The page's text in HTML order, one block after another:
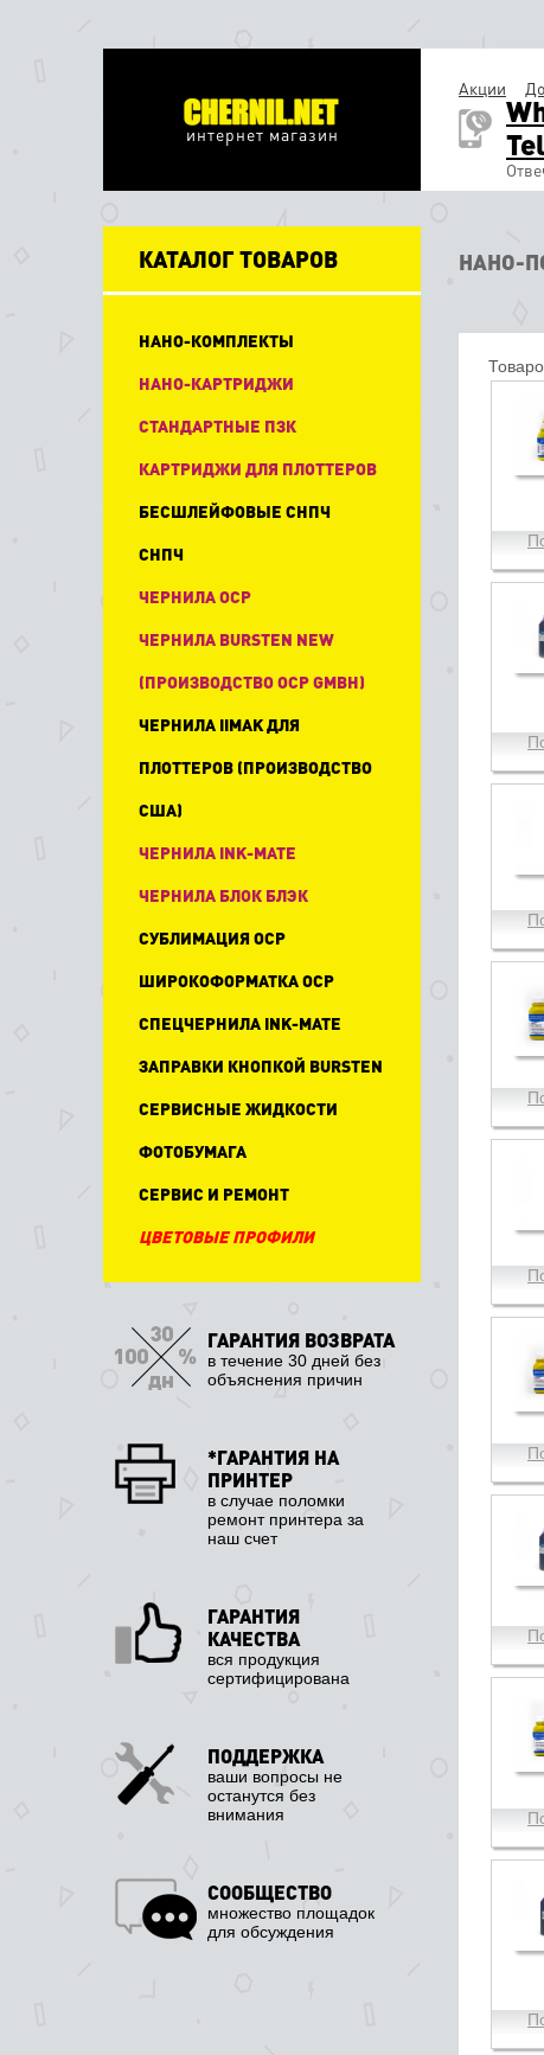
интернет магазин
Акции
НАНО-
КАТАЛОГ ТОВАРОВ
НАНО-КОМПЛЕКТЫ
НАНО-КАРТРИДЖИ
СТАНДАРТНЫЕ ПЗК
КАРТРИДЖИ ДЛЯ ПЛОТТЕРОВ
БЕСШЛЕЙФОВЫЕ СНПЧ
СНПЧ
ЧЕРНИЛА OCP
ЧЕРНИЛА BURSTEN NEW
(ПРОИЗВОДСТВО OCP GMBH)
ЧЕРНИЛА IIMAK ДЛЯ
ПЛОТТЕРОВ (ПРОИЗВОДСТВО
США)
ЧЕРНИЛА INK-MATE
ЧЕРНИЛА БЛОК БЛЭК
СУБЛИМАЦИЯ OCP
ШИРОКОФОРМАТКА OCP
СПЕЦЧЕРНИЛА INK-MATE
ЗАПРАВКИ КНОПКОЙ BURSTEN
СЕРВИСНЫЕ ЖИДКОСТИ
ФОТОБУМАГА
СЕРВИС И РЕМОНТ
ЦВЕТОВЫЕ ПРОФИЛИ
ГАРАНТИЯ ВОЗВРАТА
в течение 30 дней без
объяснения причин
*ГАРАНТИЯ НА
ПРИНТЕР
в случае поломки
ремонт принтера за
наш счет
ГАРАНТИЯ
КАЧЕСТВА
вся продукция
сертифицирована
ПОДДЕРЖКА
ваши вопросы не
останутся без
внимания
СООБЩЕСТВО
множество площадок
для обсуждения